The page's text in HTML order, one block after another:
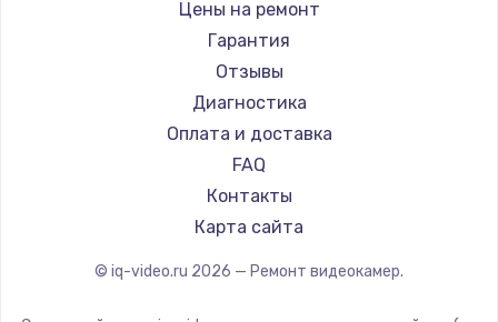
Цены на ремонт
Гарантия
Отзывы
Диагностика
Оплата и доставка
FAQ
Контакты
Карта сайта
© iq-video.ru 2026 — Ремонт видеокамер.